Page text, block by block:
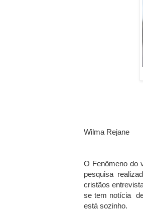
Wilma Rejane
O Fenômeno do
pesquisa
cristãos
se tem notícia
está sozinho.